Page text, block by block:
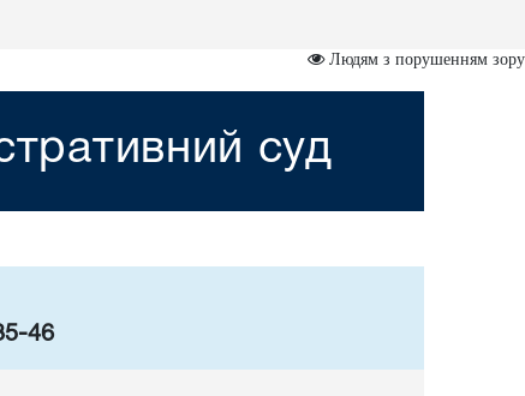
Людям з порушенням зору
суд
46